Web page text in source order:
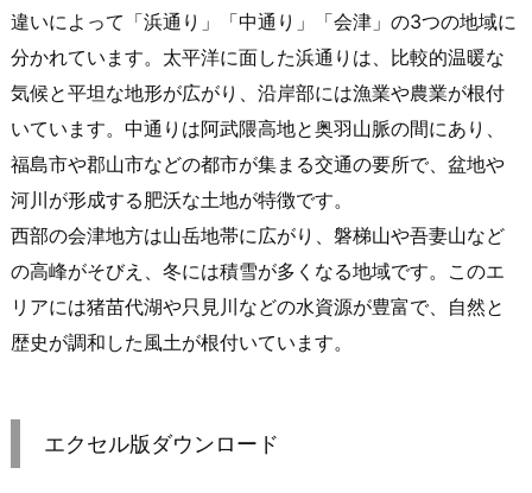
違いによって「浜通り」「中通り」「会津」の3つの地域に
分かれています。太平洋に面した浜通りは、比較的温暖な
気候と平坦な地形が広がり、沿岸部には漁業や農業が根付
いています。中通りは阿武隈高地と奥羽山脈の間にあり、
福島市や郡山市などの都市が集まる交通の要所で、盆地や
河川が形成する肥沃な土地が特徴です。
西部の会津地方は山岳地帯に広がり、磐梯山や吾妻山など
の高峰がそびえ、冬には積雪が多くなる地域です。このエ
リアには猪苗代湖や只見川などの水資源が豊富で、自然と
歴史が調和した風土が根付いています。
エクセル版ダウンロード